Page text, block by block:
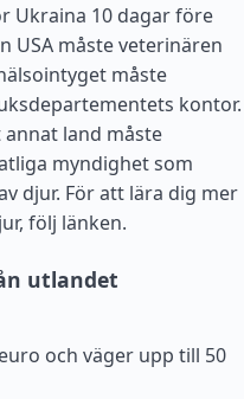
Ukraina 10 dagar före
USA måste veterinären
måste
kontor.
land måste
myndighet som
djur. För att lära dig mer
följ länken.
utlandet
och väger upp till 50